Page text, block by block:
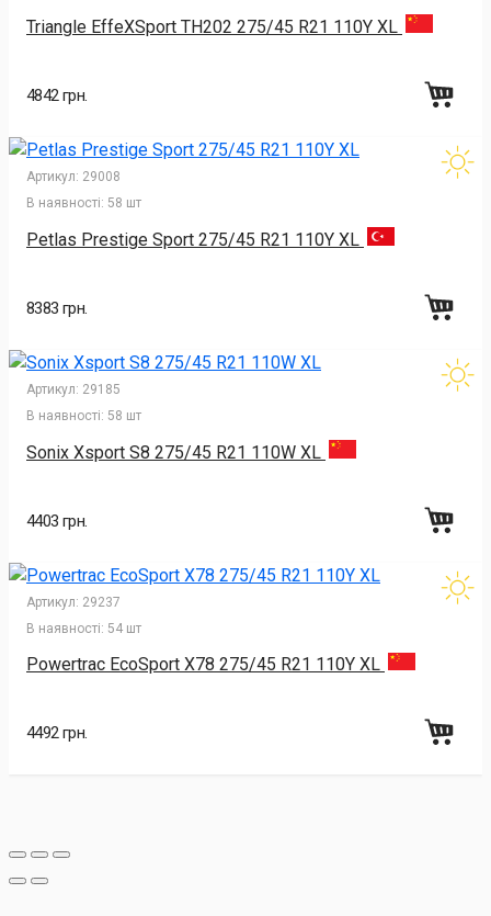
Triangle EffeXSport TH202 275/45 R21 110Y XL
4842 грн.
Артикул: 29008
В наявності: 58 шт
Petlas Prestige Sport 275/45 R21 110Y XL
8383 грн.
Артикул: 29185
В наявності: 58 шт
Sonix Xsport S8 275/45 R21 110W XL
4403 грн.
Артикул: 29237
В наявності: 54 шт
Powertrac EcoSport X78 275/45 R21 110Y XL
4492 грн.